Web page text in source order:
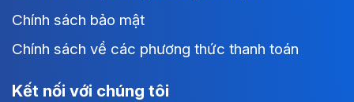
Chính sách bảo mật
Chính sách về các phương thức thanh toán
Kết nối với chúng tôi